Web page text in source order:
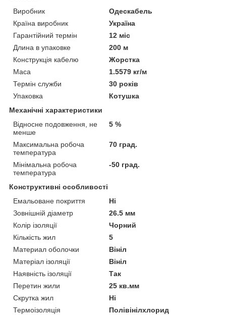
Виробник
Одескабель
Країна виробник
Україна
Гарантійний термін
12 міс
Длина в упаковке
200 м
Конструкція кабелю
Жорстка
Маса
1.5579 кг/м
Термін служби
30 років
Упаковка
Котушка
Механічні характеристики
Відносне подовження, не
менше
5 %
Максимальна робоча
температура
70 град.
Мінімальна робоча
температура
-50 град.
Конструктивні особливості
Емальоване покриття
Ні
Зовнішній діаметр
26.5 мм
Колір ізоляції
Чорний
Кількість жил
5
Материал оболочки
Вініл
Матеріал ізоляції
Вініл
Наявність ізоляції
Так
Перетин жили
25 кв.мм
Скрутка жил
Ні
Термоізоляція
Полівінілхлорид